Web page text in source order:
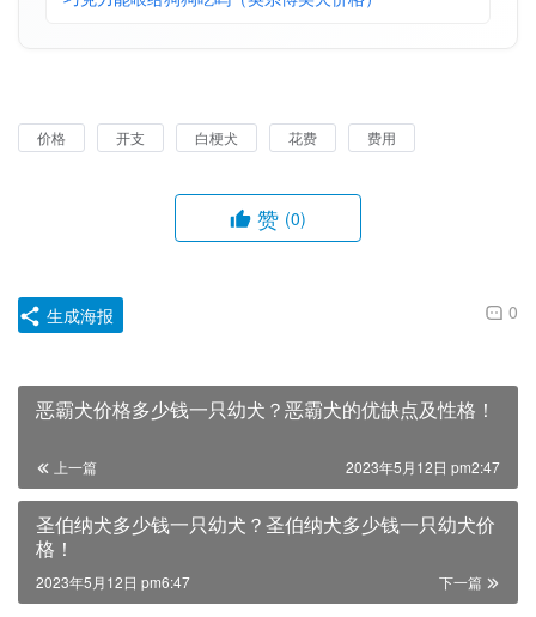
价格 开支 白梗犬 花费 费用
赞 (0)
0
生成海报
恶霸犬价格多少钱一只幼犬？恶霸犬的优缺点及性格！
上一篇 2023年5月12日 pm2:47
圣伯纳犬多少钱一只幼犬？圣伯纳犬多少钱一只幼犬价
格！
下一篇
2023年5月12日 pm6:47